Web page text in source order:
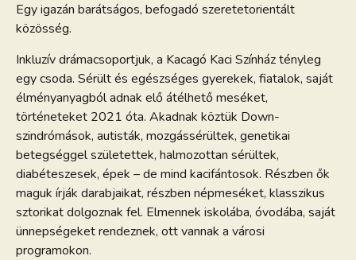
Egy igazán barátságos, befogadó szeretetorientált
közösség.
Inkluzív drámacsoportjuk, a Kacagó Kaci Színház tényleg
egy csoda. Sérült és egészséges gyerekek, fiatalok, saját
élményanyagból adnak elő átélhető meséket,
történeteket 2021 óta. Akadnak köztük Down-
szindrómások, autisták, mozgássérültek, genetikai
betegséggel születettek, halmozottan sérültek,
diabéteszesek, épek – de mind kacifántosok. Részben ők
maguk írják darabjaikat, részben népmeséket, klasszikus
sztorikat dolgoznak fel. Elmennek iskolába, óvodába, saját
ünnepségeket rendeznek, ott vannak a városi
programokon.